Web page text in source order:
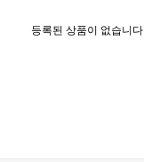
등록된 상품이 없습니